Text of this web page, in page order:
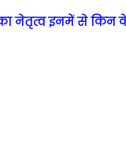
का नेतृत्व इनमें से किन के